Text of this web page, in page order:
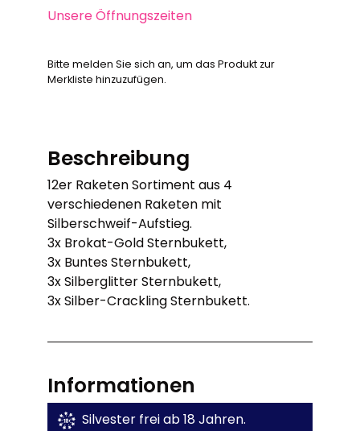
Unsere Öffnungszeiten
Bitte melden Sie sich an, um das Produkt zur
Merkliste hinzuzufügen.
Beschreibung
12er Raketen Sortiment aus 4
verschiedenen Raketen mit
Silberschweif-Aufstieg.
3x Brokat-Gold Sternbukett,
3x Buntes Sternbukett,
3x Silberglitter Sternbukett,
3x Silber-Crackling Sternbukett.
Informationen
Silvester frei ab 18 Jahren.